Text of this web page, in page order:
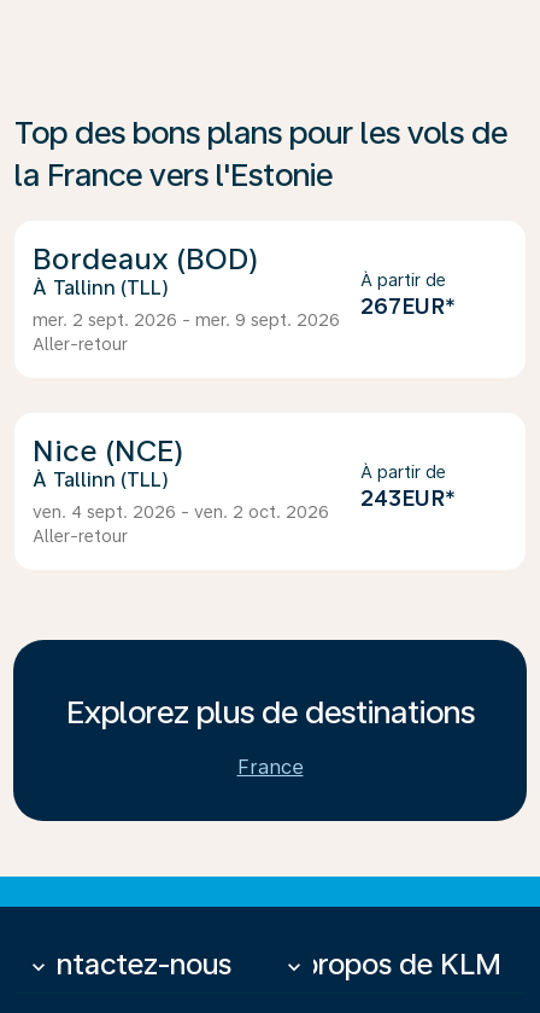
Top des bons plans pour les vols de
la France vers l'Estonie
Bordeaux (BOD)
Tallinn (TLL)
mer. 2 sept. 2026 - mer. 9 sept. 2026
Aller-retour
À partir de
267EUR*
Nice (NCE)
Tallinn (TLL)
ven. 4 sept. 2026 - ven. 2 oct. 2026
Aller-retour
À partir de
243EUR*
Explorez plus de destinations
France
Contactez-nous
keyboard_arrow_down À propos de KLM
keyboard_arrow_down